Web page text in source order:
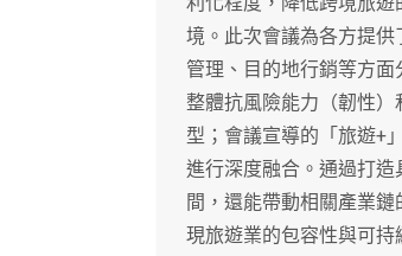
境。此次會議為各方提
管理、目的地行銷等方
整體抗風險能力（韌性
型；會議宣導的「旅遊+
進行深度融合。通過打
間，還能帶動相關產業
現旅遊業的包容性與可持